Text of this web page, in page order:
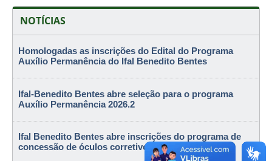
NOTÍCIAS
Homologadas as inscrições do Edital do Programa
Auxílio Permanência do Ifal Benedito Bentes
Ifal-Benedito Bentes abre seleção para o programa
Auxílio Permanência 2026.2
Ifal Benedito Bentes abre inscrições do programa de
concessão de óculos corretivos